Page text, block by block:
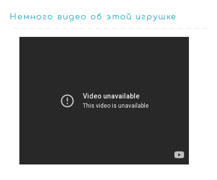
Немного видео об этой игрушке